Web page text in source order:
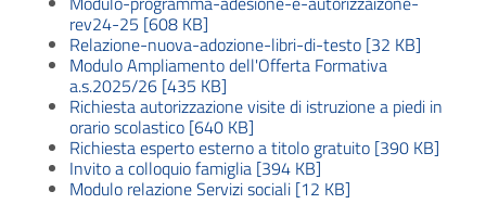
rev24-25 [608 KB]
Relazione-nuova-adozione-libri-di-testo [32 KB]
Modulo Ampliamento dell'Offerta Formativa
a.s.2025/26 [435 KB]
Richiesta autorizzazione visite di istruzione a piedi in
orario scolastico [640 KB]
Richiesta esperto esterno a titolo gratuito [390 KB]
Invito a colloquio famiglia [394 KB]
Modulo relazione Servizi sociali [12 KB]